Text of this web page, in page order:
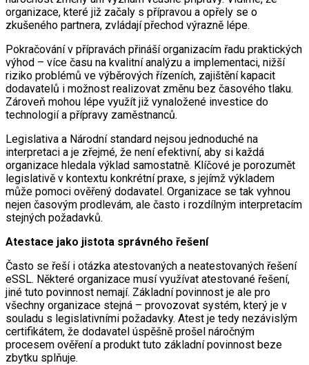
organizace, které již začaly s přípravou a opřely se o
zkušeného partnera, zvládají přechod výrazně lépe.
Pokračování v přípravách přináší organizacím řadu praktických
výhod – více času na kvalitní analýzu a implementaci, nižší
riziko problémů ve výběrových řízeních, zajištění kapacit
dodavatelů i možnost realizovat změnu bez časového tlaku.
Zároveň mohou lépe využít již vynaložené investice do
technologií a přípravy zaměstnanců.
Legislativa a Národní standard nejsou jednoduché na
interpretaci a je zřejmé, že není efektivní, aby si každá
organizace hledala výklad samostatně. Klíčové je porozumět
legislativě v kontextu konkrétní praxe, s jejímž výkladem
může pomoci ověřený dodavatel. Organizace se tak vyhnou
nejen časovým prodlevám, ale často i rozdílným interpretacím
stejných požadavků.
Atestace jako jistota správného řešení
Často se řeší i otázka atestovaných a neatestovaných řešení
eSSL. Některé organizace musí využívat atestované řešení,
jiné tuto povinnost nemají. Základní povinnost je ale pro
všechny organizace stejná – provozovat systém, který je v
souladu s legislativními požadavky. Atest je tedy nezávislým
certifikátem, že dodavatel úspěšně prošel náročným
procesem ověření a produkt tuto základní povinnost beze
zbytku splňuje.